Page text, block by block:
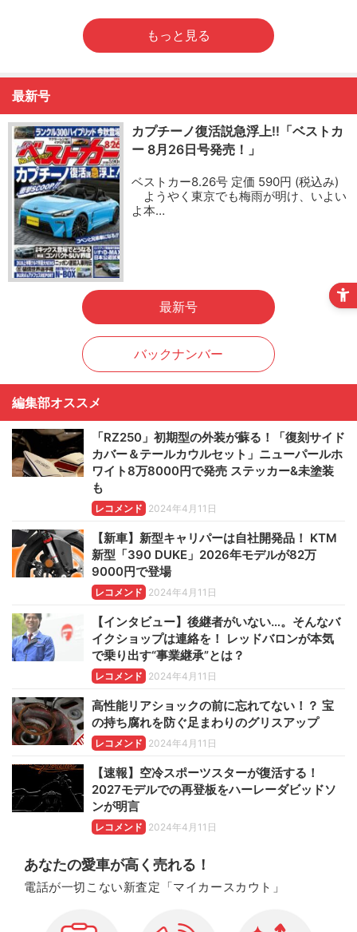
もっと見る
最新号
カプチーノ復活説急浮上!!「ベストカ
ー 8月26日号発売！」
ベストカー8.26号 定価 590円 (税込み)
ようやく東京でも梅雨が明け、いよい
よ本…
最新号
バックナンバー
編集部オススメ
「RZ250」初期型の外装が蘇る！「復刻サイド
カバー＆テールカウルセット」ニューパールホ
ワイト8万8000円で発売 ステッカー&未塗装
も
レコメンド 2024年4月11日
【新車】新型キャリパーは自社開発品！ KTM
新型「390 DUKE」2026年モデルが82万
9000円で登場
レコメンド 2024年4月11日
【インタビュー】後継者がいない…。そんなバ
イクショップは連絡を！ レッドバロンが本気
で乗り出す“事業継承”とは？
レコメンド 2024年4月11日
高性能リアショックの前に忘れてない！？ 宝
の持ち腐れを防ぐ足まわりのグリスアップ
レコメンド 2024年4月11日
【速報】空冷スポーツスターが復活する！
2027モデルでの再登板をハーレーダビッドソ
ンが明言
レコメンド 2024年4月11日
あなたの愛車が高く売れる！
電話が一切こない新査定「マイカースカウト」